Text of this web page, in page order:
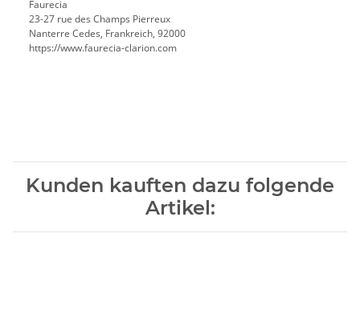
Faurecia
23-27 rue des Champs Pierreux
Nanterre Cedes, Frankreich, 92000
https://www.faurecia-clarion.com
Kunden kauften dazu folgende
Artikel: